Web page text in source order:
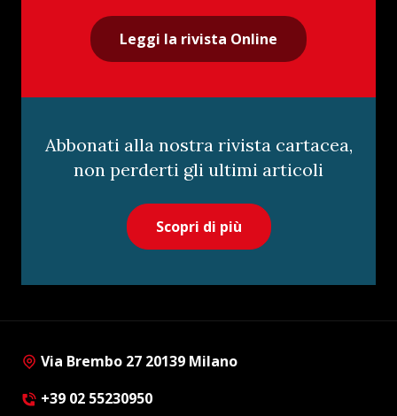
Leggi la rivista Online
Abbonati alla nostra rivista cartacea,
non perderti gli ultimi articoli
Scopri di più
Via Brembo 27 20139 Milano
+39 02 55230950